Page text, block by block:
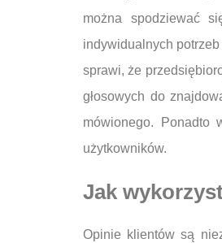
można spodziewać
indywidualnych
sprawi, że
głosowych do
mówionego. Ponadto
użytkowników.
Jak
Opinie klientów są